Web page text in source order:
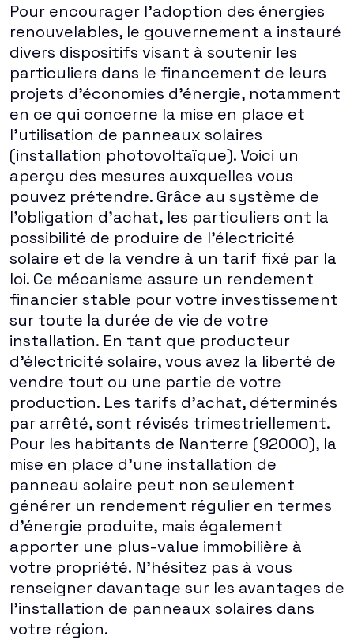
Pour encourager l'adoption des énergies
renouvelables, le gouvernement a instauré
divers dispositifs visant à soutenir les
particuliers dans le financement de leurs
projets d'économies d'énergie, notamment
en ce qui concerne la mise en place et
l'utilisation de panneaux solaires
(installation photovoltaïque). Voici un
aperçu des mesures auxquelles vous
pouvez prétendre. Grâce au système de
l'obligation d'achat, les particuliers ont la
possibilité de produire de l'électricité
solaire et de la vendre à un tarif fixé par la
loi. Ce mécanisme assure un rendement
financier stable pour votre investissement
sur toute la durée de vie de votre
installation. En tant que producteur
d'électricité solaire, vous avez la liberté de
vendre tout ou une partie de votre
production. Les tarifs d'achat, déterminés
par arrêté, sont révisés trimestriellement.
Pour les habitants de Nanterre (92000), la
mise en place d'une installation de
panneau solaire peut non seulement
générer un rendement régulier en termes
d'énergie produite, mais également
apporter une plus-value immobilière à
votre propriété. N'hésitez pas à vous
renseigner davantage sur les avantages de
l'installation de panneaux solaires dans
votre région.